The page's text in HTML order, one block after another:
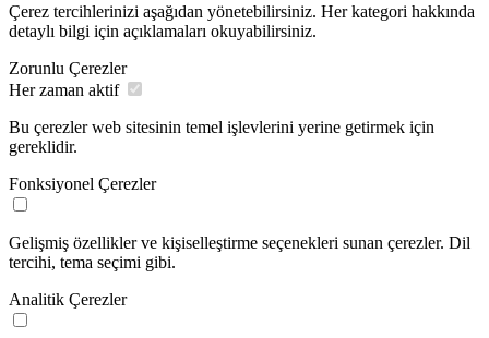
Çerez tercihlerinizi aşağıdan yönetebilirsiniz. Her kategori hakkında
detaylı bilgi için açıklamaları okuyabilirsiniz.
Zorunlu Çerezler
Her zaman aktif
Bu çerezler web sitesinin temel işlevlerini yerine getirmek için
gereklidir.
Fonksiyonel Çerezler
Gelişmiş özellikler ve kişiselleştirme seçenekleri sunan çerezler. Dil
tercihi, tema seçimi gibi.
Analitik Çerezler